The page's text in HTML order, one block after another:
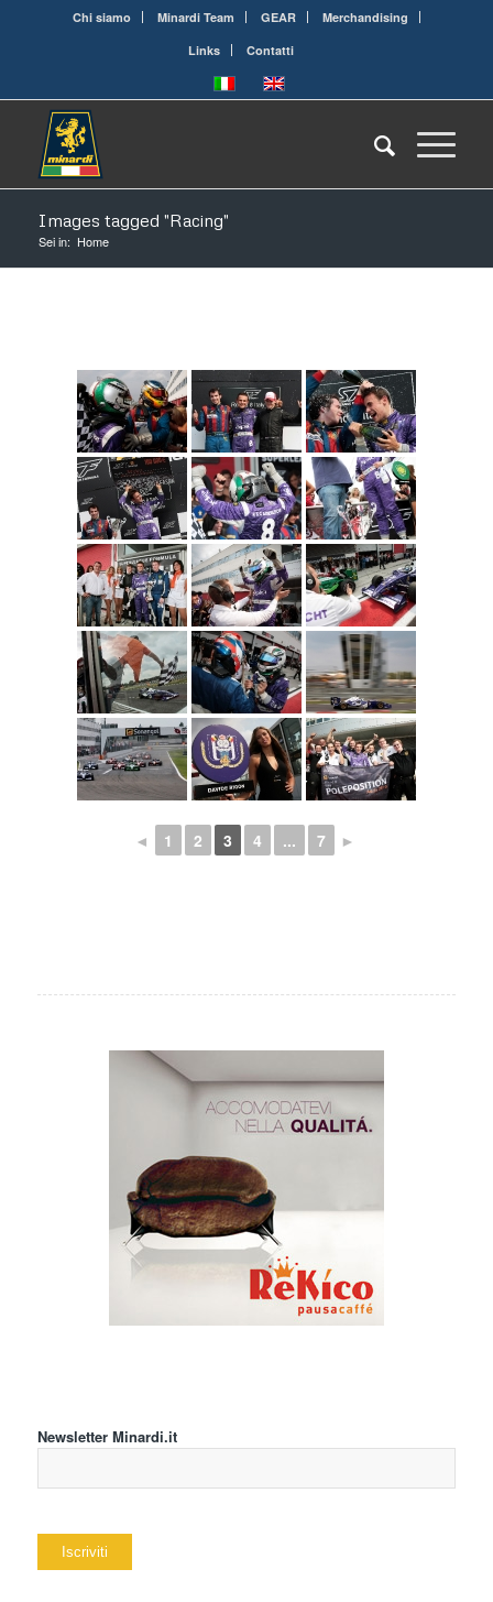
Chi siamo Minardi Team GEAR
Merchandising
Links
Contatti
Images tagged "Racing"
Sei in: Home
◄ 1 2 3 4 ... 7 ►
Newsletter Minardi.it